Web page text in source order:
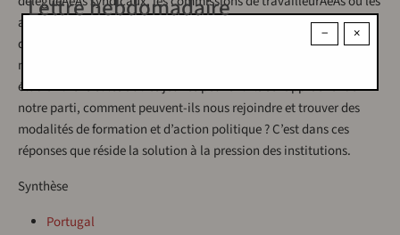
autres formes de représentation. Et de la réponse à cette question
doivent découler des conclusions. Nous devons nous poser la
même question par rapport aux jeunes : comment les
étudiantÃeÃs et les autres jeunes peuvent-ils se rapprocher de
notre parti, comment peuvent-ils nous rejoindre et trouver des
modalités de formation et d’action politique ? C’est dans ces
réponses que réside la solution à la pression des institutions.
Synthèse
Portugal
×
−
Lettre hebdomadaire